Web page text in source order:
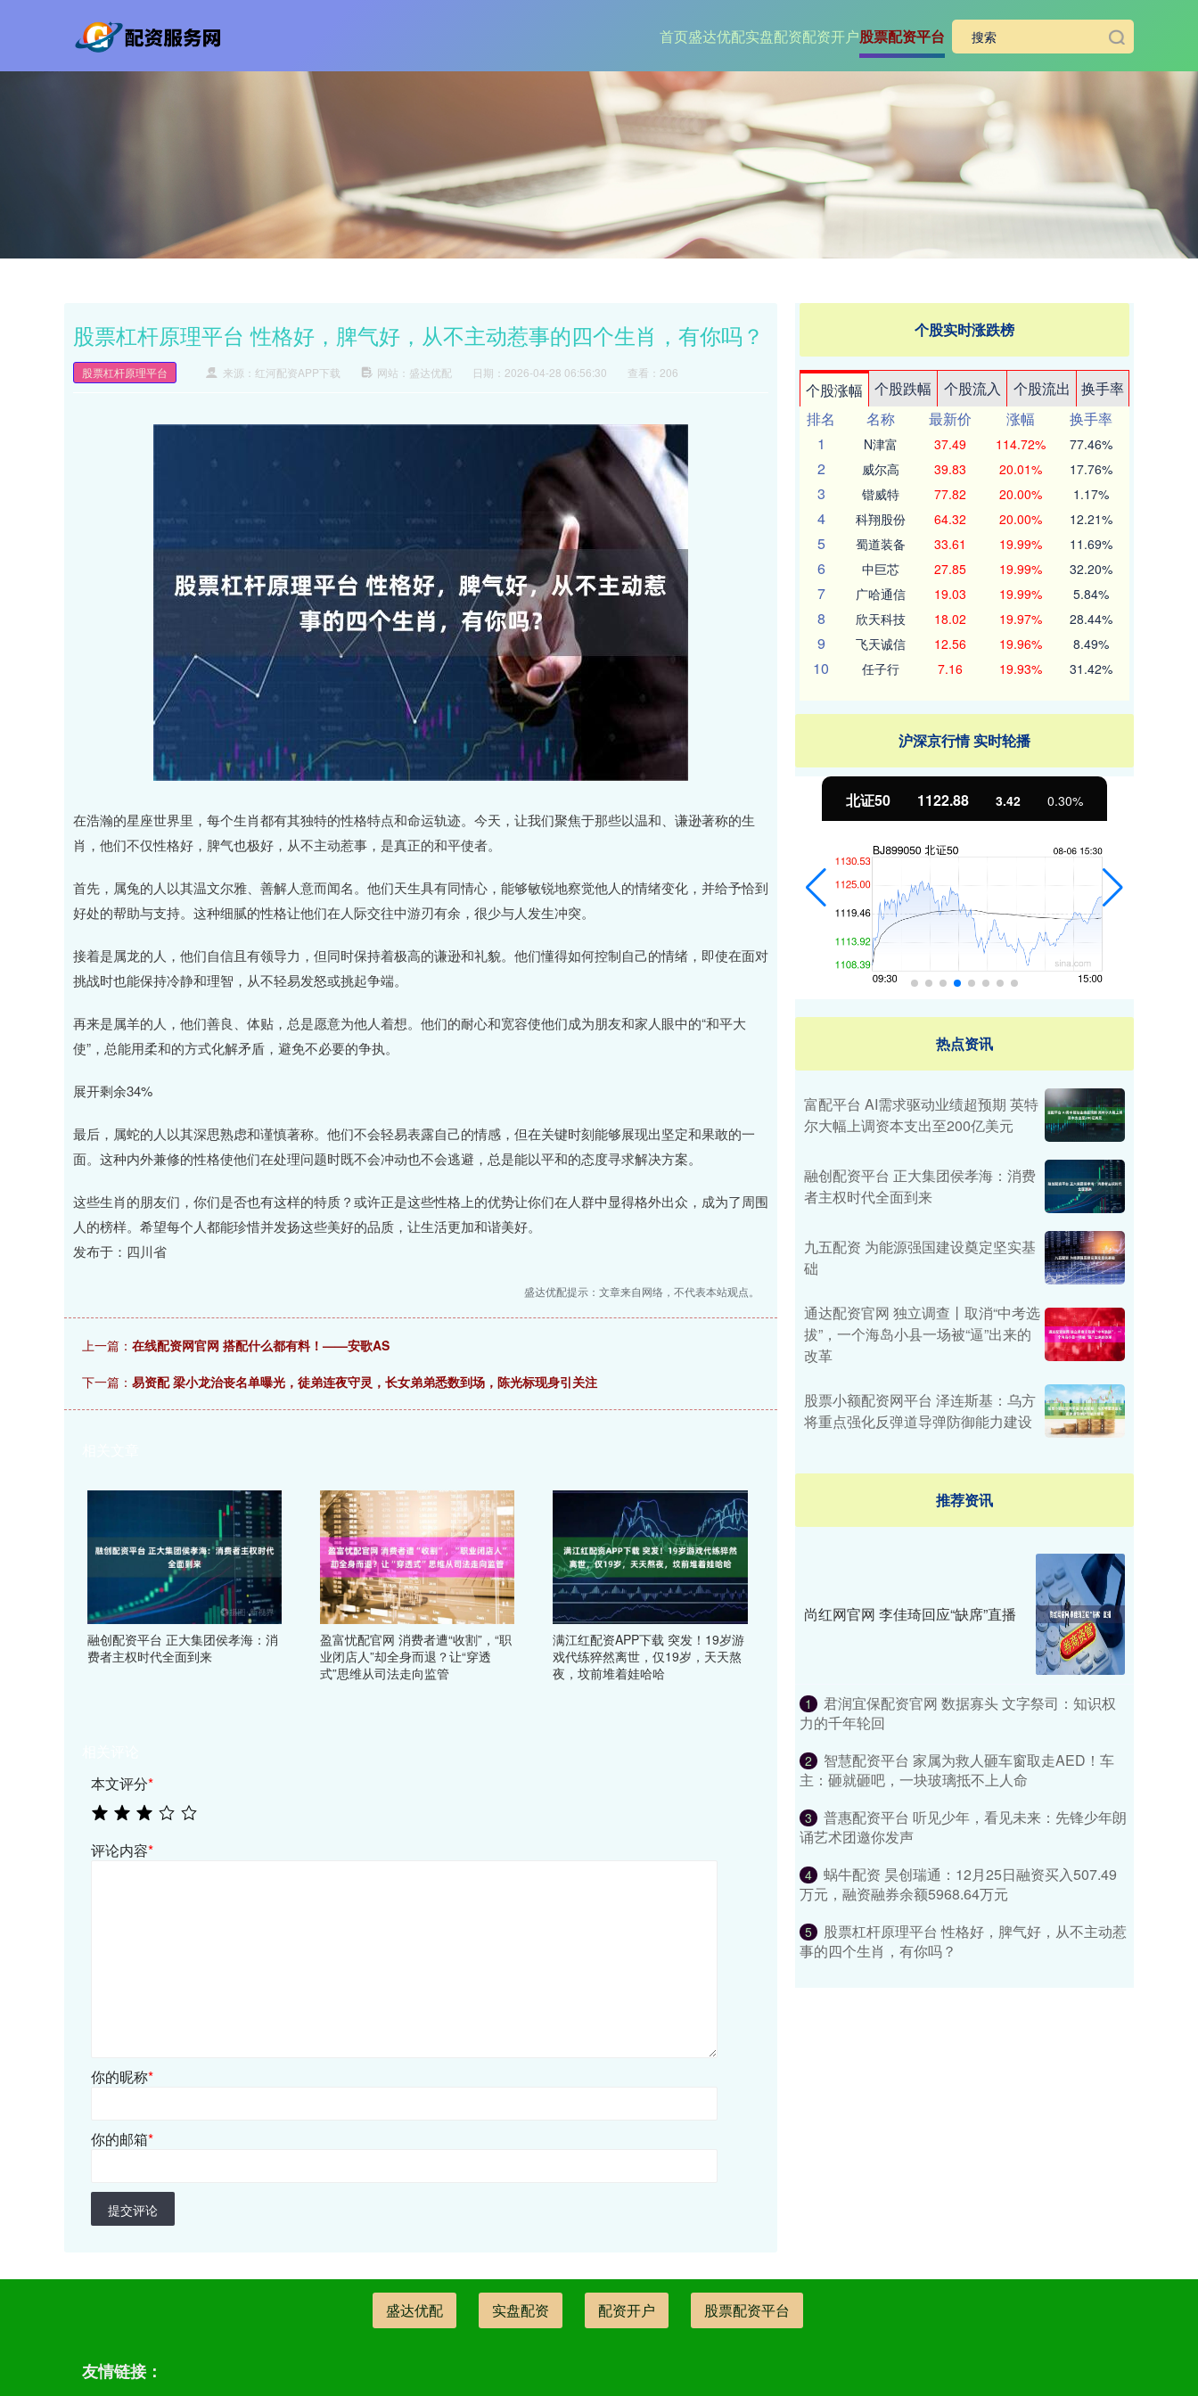
首页盛达优配实盘配资配资开户股票配资平台
股票杠杆原理平台 性格好，脾气好，从不主动惹事的四个生肖，有你吗？
股票杠杆原理平台 来源：红河配资APP下载 网站：盛达优配 日期：2026-04-28 06:56:30 查看：206
在浩瀚的星座世界里，每个生肖都有其独特的性格特点和命运轨迹。今天，让我们聚焦于那些以温和、谦逊著称的生
肖，他们不仅性格好，脾气也极好，从不主动惹事，是真正的和平使者。
首先，属兔的人以其温文尔雅、善解人意而闻名。他们天生具有同情心，能够敏锐地察觉他人的情绪变化，并给予恰到
好处的帮助与支持。这种细腻的性格让他们在人际交往中游刃有余，很少与人发生冲突。
接着是属龙的人，他们自信且有领导力，但同时保持着极高的谦逊和礼貌。他们懂得如何控制自己的情绪，即使在面对
挑战时也能保持冷静和理智，从不轻易发怒或挑起争端。
再来是属羊的人，他们善良、体贴，总是愿意为他人着想。他们的耐心和宽容使他们成为朋友和家人眼中的“和平大
使”，总能用柔和的方式化解矛盾，避免不必要的争执。
展开剩余34%
最后，属蛇的人以其深思熟虑和谨慎著称。他们不会轻易表露自己的情感，但在关键时刻能够展现出坚定和果敢的一
面。这种内外兼修的性格使他们在处理问题时既不会冲动也不会逃避，总是能以平和的态度寻求解决方案。
这些生肖的朋友们，你们是否也有这样的特质？或许正是这些性格上的优势让你们在人群中显得格外出众，成为了周围
人的榜样。希望每个人都能珍惜并发扬这些美好的品质，让生活更加和谐美好。
发布于：四川省
盛达优配提示：文章来自网络，不代表本站观点。
上一篇： 在线配资网官网 搭配什么都有料！——安歌AS
下一篇： 易资配 梁小龙治丧名单曝光，徒弟连夜守灵，长女弟弟悉数到场，陈光标现身引关注
融创配资平台 正大集团侯孝海：消
费者主权时代全面到来
盈富忧配官网 消费者遭“收割”，“职
业闭店人”却全身而退？让“穿透
式”思维从司法走向监管
满江红配资APP下载 突发！19岁游
戏代练猝然离世，仅19岁，天天熬
夜，坟前堆着娃哈哈
本文评分*
评论内容*
你的昵称*
你的邮箱*
提交评论
个股实时涨跌榜
个股涨幅 个股跌幅 个股流入 个股流出
换手率
排名
名称 最新价 涨幅
换手率
1
N津富 37.49 114.72% 77.46%
2 威尔高 39.83 20.01% 17.76%
3 锴威特 77.82 20.00% 1.17%
4 科翔股份 64.32 20.00% 12.21%
5 蜀道装备 33.61 19.99% 11.69%
6 中巨芯 27.85 19.99% 32.20%
7 广哈通信 19.03 19.99% 5.84%
8 欣天科技 18.02 19.97% 28.44%
9 飞天诚信 12.56 19.96% 8.49%
10 任子行 7.16 19.93% 31.42%
沪深京行情 实时轮播
北证50 1122.88 3.42 0.30%
热点资讯
富配平台 AI需求驱动业绩超预期 英特
尔大幅上调资本支出至200亿美元
融创配资平台 正大集团侯孝海：消费
者主权时代全面到来
九五配资 为能源强国建设奠定坚实基
础
通达配资官网 独立调查丨取消“中考选
拔”，一个海岛小县一场被“逼”出来的
改革
股票小额配资网平台 泽连斯基：乌方
将重点强化反弹道导弹防御能力建设
推荐资讯
尚红网官网 李佳琦回应“缺席”直播
1
君润宜保配资官网 数据寡头 文字祭司：知识权
力的千年轮回
2
智慧配资平台 家属为救人砸车窗取走AED！车
主：砸就砸吧，一块玻璃抵不上人命
3
普惠配资平台 听见少年，看见未来：先锋少年朗
诵艺术团邀你发声
4
蜗牛配资 昊创瑞通：12月25日融资买入507.49
万元，融资融券余额5968.64万元
5
股票杠杆原理平台 性格好，脾气好，从不主动惹
事的四个生肖，有你吗？
盛达优配 实盘配资 配资开户 股票配资平台
友情链接：